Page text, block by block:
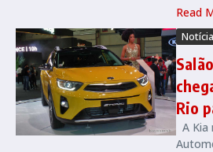
Read
Rio
A Kia